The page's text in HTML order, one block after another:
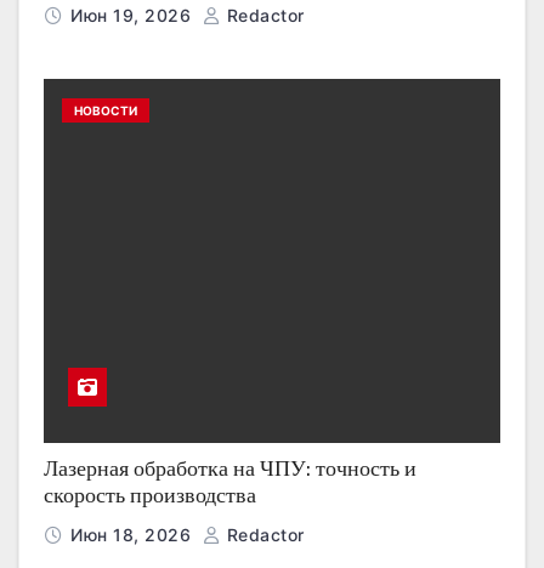
Июн 19, 2026 Redactor
НОВОСТИ
Лазерная обработка на ЧПУ: точность и
скорость производства
Июн 18, 2026 Redactor